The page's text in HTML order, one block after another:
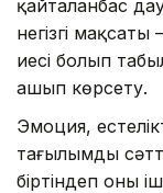
қайталанбас
негізгі
иесі болып
ашып көрсету.
Эмоция,
тағылымды
біртіндеп оның